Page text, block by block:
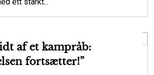
af et kampråb:
fortsætter!”